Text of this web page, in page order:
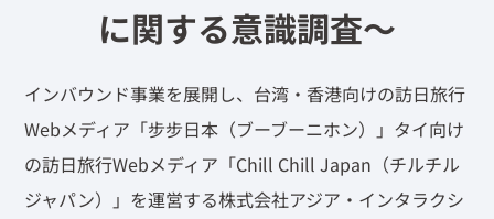
に関する意識調査〜
インバウンド事業を展開し、台湾・香港向けの訪日旅行
Webメディア「步步日本（ブーブーニホン）」タイ向け
の訪日旅行Webメディア「Chill Chill Japan（チルチル
ジャパン）」を運営する株式会社アジア・インタラクシ